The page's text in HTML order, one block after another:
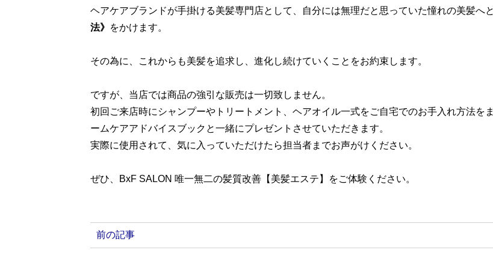
ヘアケアブランドが手掛ける美髪専門店として、自分には無理だと思っていた憧れの美髪へと
法》 をかけます。
その為に、これからも美髪を追求し、進化し続けていくことをお約束します。
ですが、当店では商品の強引な販売は一切致しません。
初回ご来店時にシャンプーやトリートメント、ヘアオイル一式をご自宅でのお手入れ方法を
ームケアアドバイスブックと一緒にプレゼントさせていただきます。
実際に使用されて、気に入っていただけたら担当者までお声がけください。
ぜひ、BxF SALON 唯一無二の髪質改善【美髪エステ】をご体験ください。
前の記事